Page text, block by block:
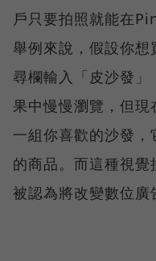
戶只要拍照就能在
舉例來說，假設你
尋欄輸入「皮沙發
果中慢慢瀏覽，但
一組你喜歡的沙發
的商品。而這種視
被認為將改變數位廣